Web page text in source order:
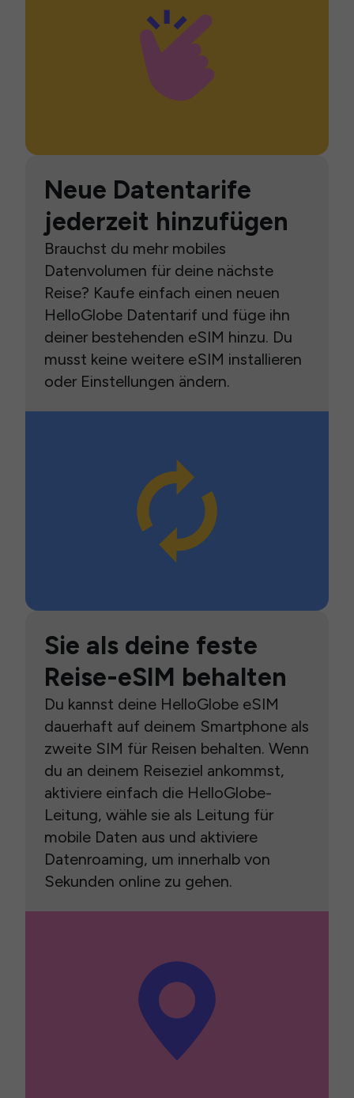
Neue Datentarife
jederzeit hinzufügen
Brauchst du mehr mobiles
Datenvolumen für deine nächste
Reise? Kaufe einfach einen neuen
HelloGlobe Datentarif und füge ihn
deiner bestehenden eSIM hinzu. Du
musst keine weitere eSIM installieren
oder Einstellungen ändern.
Sie als deine feste
Reise-eSIM behalten
Du kannst deine HelloGlobe eSIM
dauerhaft auf deinem Smartphone als
zweite SIM für Reisen behalten. Wenn
du an deinem Reiseziel ankommst,
aktiviere einfach die HelloGlobe-
Leitung, wähle sie als Leitung für
mobile Daten aus und aktiviere
Datenroaming, um innerhalb von
Sekunden online zu gehen.